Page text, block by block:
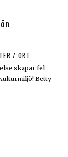
/ ORT
skapar fel
Betty